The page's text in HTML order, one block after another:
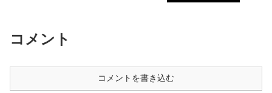
コメント
コメントを書き込む